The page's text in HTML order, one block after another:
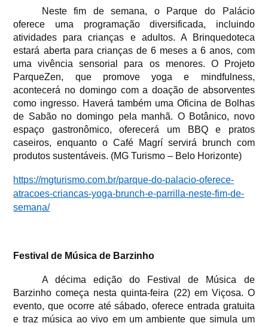
Neste fim de semana, o Parque do Palácio
oferece uma programação diversificada, incluindo
atividades para crianças e adultos. A Brinquedoteca
estará aberta para crianças de 6 meses a 6 anos, com
uma vivência sensorial para os menores. O Projeto
ParqueZen, que promove yoga e mindfulness,
acontecerá no domingo com a doação de absorventes
como ingresso. Haverá também uma Oficina de Bolhas
de Sabão no domingo pela manhã. O Botânico, novo
espaço gastronômico, oferecerá um BBQ e pratos
caseiros, enquanto o Café Magrí servirá brunch com
produtos sustentáveis. (MG Turismo – Belo Horizonte)
https://mgturismo.com.br/parque-do-palacio-oferece-
atracoes-criancas-yoga-brunch-e-parrilla-neste-fim-de-
semana/
Festival de Música de Barzinho
A décima edição do Festival de Música de
Barzinho começa nesta quinta-feira (22) em Viçosa. O
evento, que ocorre até sábado, oferece entrada gratuita
e traz música ao vivo em um ambiente que simula um